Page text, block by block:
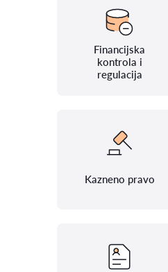
Financijska
kontrola i
regulacija
Kazneno pravo